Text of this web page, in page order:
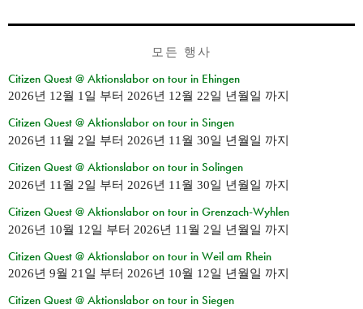
모든 행사
Citizen Quest @ Aktionslabor on tour in Ehingen
2026년 12월 1일 부터 2026년 12월 22일 년월일 까지
Citizen Quest @ Aktionslabor on tour in Singen
2026년 11월 2일 부터 2026년 11월 30일 년월일 까지
Citizen Quest @ Aktionslabor on tour in Solingen
2026년 11월 2일 부터 2026년 11월 30일 년월일 까지
Citizen Quest @ Aktionslabor on tour in Grenzach-Wyhlen
2026년 10월 12일 부터 2026년 11월 2일 년월일 까지
Citizen Quest @ Aktionslabor on tour in Weil am Rhein
2026년 9월 21일 부터 2026년 10월 12일 년월일 까지
Citizen Quest @ Aktionslabor on tour in Siegen